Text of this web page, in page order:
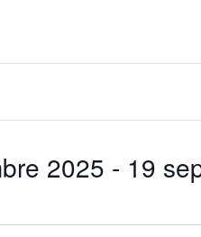
5 septiembre 2025 -